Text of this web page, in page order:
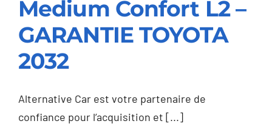
2.0 D-4D Medium
Confort L2 –
GARANTIE TOYOTA
Medium Confort L2 –
GARANTIE TOYOTA
2032
Alternative Car est votre partenaire de
confiance pour l’acquisition et [...]